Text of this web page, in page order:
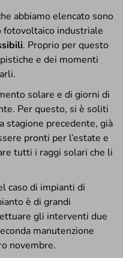
abbiamo elencato sono
fotovoltaico industriale
. Proprio per questo
e dei momenti
solare e di giorni di
Per questo, si è soliti
stagione precedente, già
pronti per l’estate e
tutti i raggi solari che li
caso di impianti di
è di grandi
gli interventi due
manutenzione
novembre.